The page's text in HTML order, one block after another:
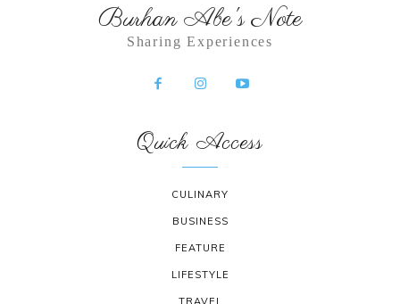
Burhan Abe's Note
Sharing Experiences
Quick Access
CULINARY
BUSINESS
FEATURE
LIFESTYLE
TRAVEL